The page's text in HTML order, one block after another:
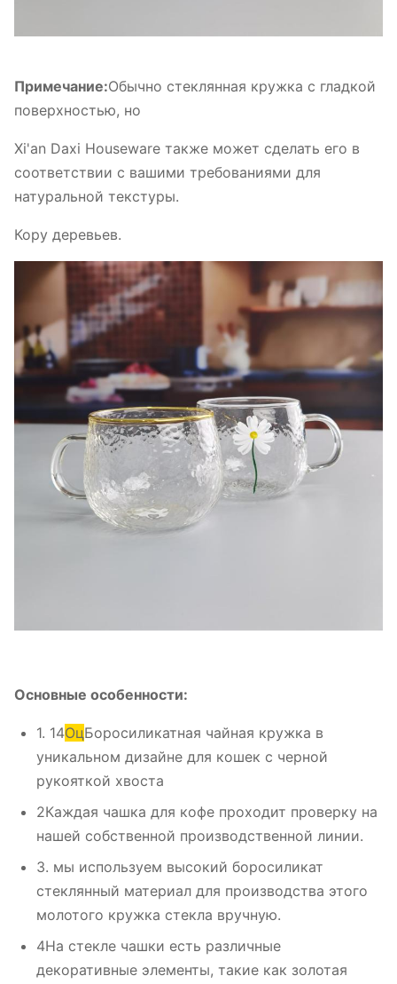
Примечание:Обычно стеклянная кружка с гладкой
поверхностью, но
Xi'an Daxi Houseware также может сделать его в
соответствии с вашими требованиями для
натуральной текстуры.
Кору деревьев.
Основные особенности:
1. 14ОцБоросиликатная чайная кружка в
уникальном дизайне для кошек с черной
рукояткой хвоста
2Каждая чашка для кофе проходит проверку на
нашей собственной производственной линии.
3. мы используем высокий боросиликат
стеклянный материал для производства этого
молотого кружка стекла вручную.
4На стекле чашки есть различные
декоративные элементы, такие как золотая